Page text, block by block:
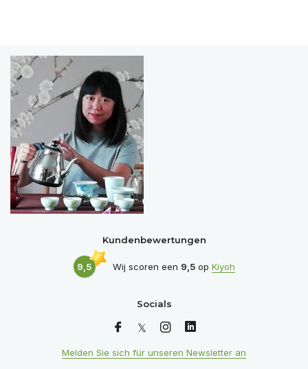
Kundenbewertungen
9,5 Wij scoren een 9,5op Kiyoh
Socials
Melden Sie sich für unseren Newsletter an